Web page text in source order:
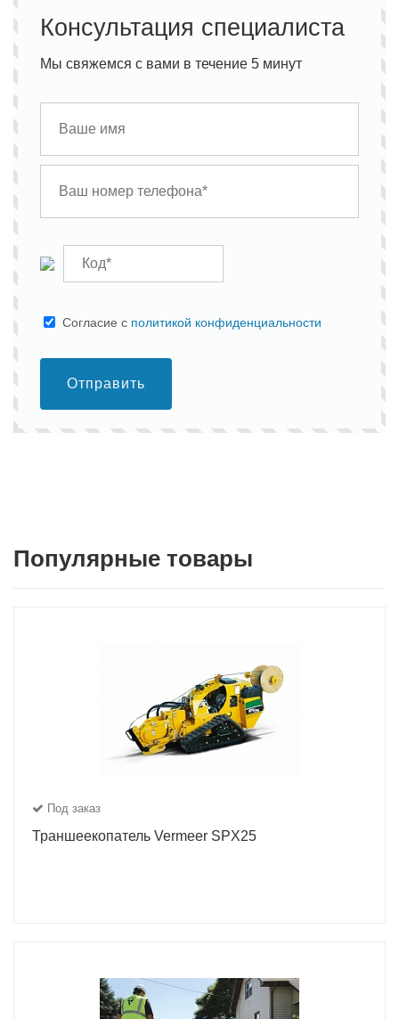
Консультация специалиста
Мы свяжемся с вами в течение 5 минут
Cогласие с политикой конфиденциальности
Отправить
Популярные товары
Под заказ
Траншеекопатель Vermeer SPX25